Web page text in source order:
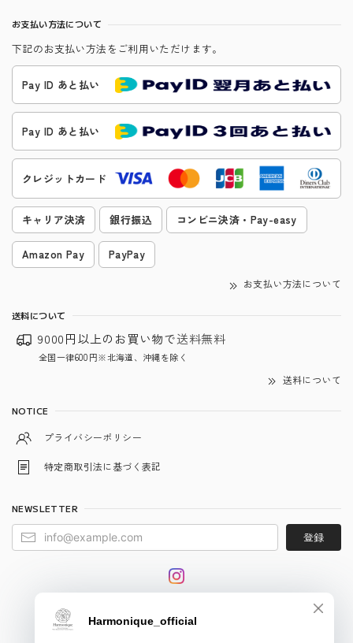
お支払い方法について
下記のお支払い方法をご利用いただけます。
Pay ID あと払い
Pay ID あと払い
クレジットカード
キャリア決済 銀行振込 コンビニ決済・Pay-easy
Amazon Pay PayPay
お支払い方法について
送料について
9000円以上のお買い物で送料無料
全国一律600円※北海道、沖縄を除く
送料について
NOTICE
プライバシーポリシー
特定商取引法に基づく表記
NEWSLETTER
登録
© harmonique